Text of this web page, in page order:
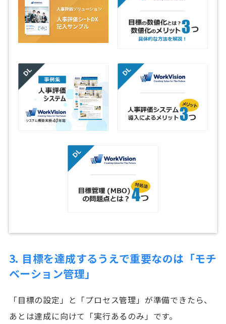
3. 目標を達成するうえで重要なのは「モチ
ベーション管理」
「目標の設定」と「プロセス管理」が準備できたら、
あとは達成に向けて「実行あるのみ」です。